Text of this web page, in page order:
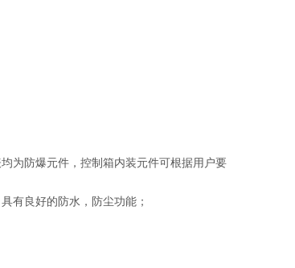
为防爆元件，控制箱内装元件可根据用户要
有良好的防水，防尘功能；